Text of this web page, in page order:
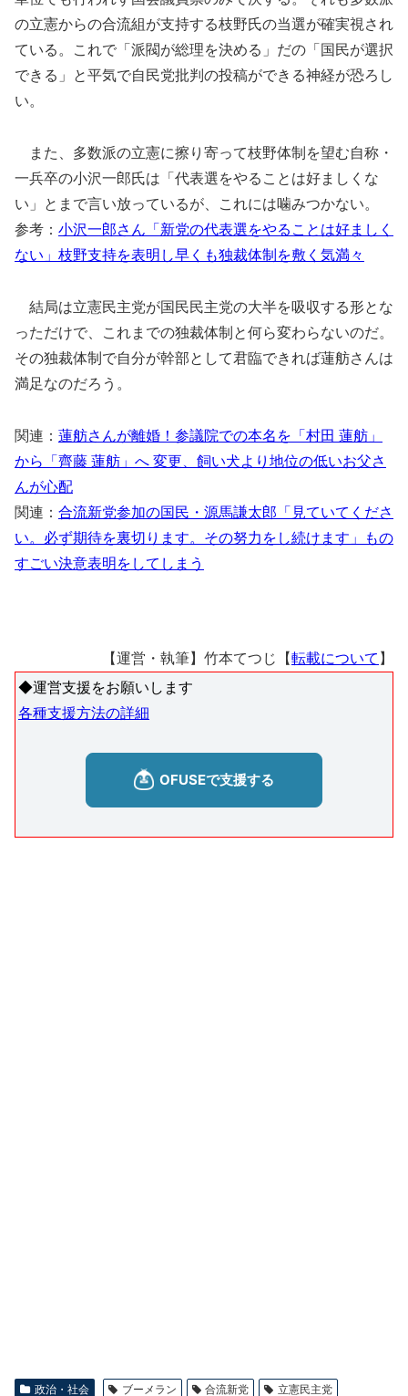
の立憲からの合流組が支持する枝野氏の当選が確実視され
ている。これで「派閥が総理を決める」だの「国民が選択
できる」と平気で自民党批判の投稿ができる神経が恐ろし
い。
また、多数派の立憲に擦り寄って枝野体制を望む自称・
一兵卒の小沢一郎氏は「代表選をやることは好ましくな
い」とまで言い放っているが、これには噛みつかない。
参考： 小沢一郎さん「新党の代表選をやることは好ましく
ない」枝野支持を表明し早くも独裁体制を敷く気満々
結局は立憲民主党が国民民主党の大半を吸収する形とな
っただけで、これまでの独裁体制と何ら変わらないのだ。
その独裁体制で自分が幹部として君臨できれば蓮舫さんは
満足なのだろう。
関連： 蓮舫さんが離婚！参議院での本名を「村田 蓮舫」
から「齊藤 蓮舫」へ 変更、飼い犬より地位の低いお父さ
んが心配
関連： 合流新党参加の国民・源馬謙太郎「見ていてくださ
い。必ず期待を裏切ります。その努力をし続けます」もの
すごい決意表明をしてしまう
【運営・執筆】竹本てつじ【転載について 】
◆運営支援をお願いします
各種支援方法の詳細
政治・社会 ブーメラン 合流新党
立憲民主党